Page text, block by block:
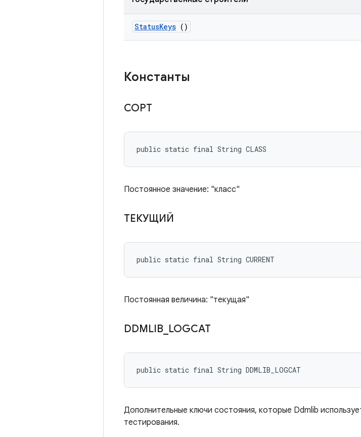
StatusKeys ()
Константы
СОРТ
public static final String CLASS
Постоянное значение: "класс"
ТЕКУЩИЙ
public static final String CURRENT
Постоянная величина: "текущая"
DDMLIB LOGCAT
public static final String DDMLIB_LOGCAT
Дополнительные ключи состояния, которые Ddmlib
тестирования.